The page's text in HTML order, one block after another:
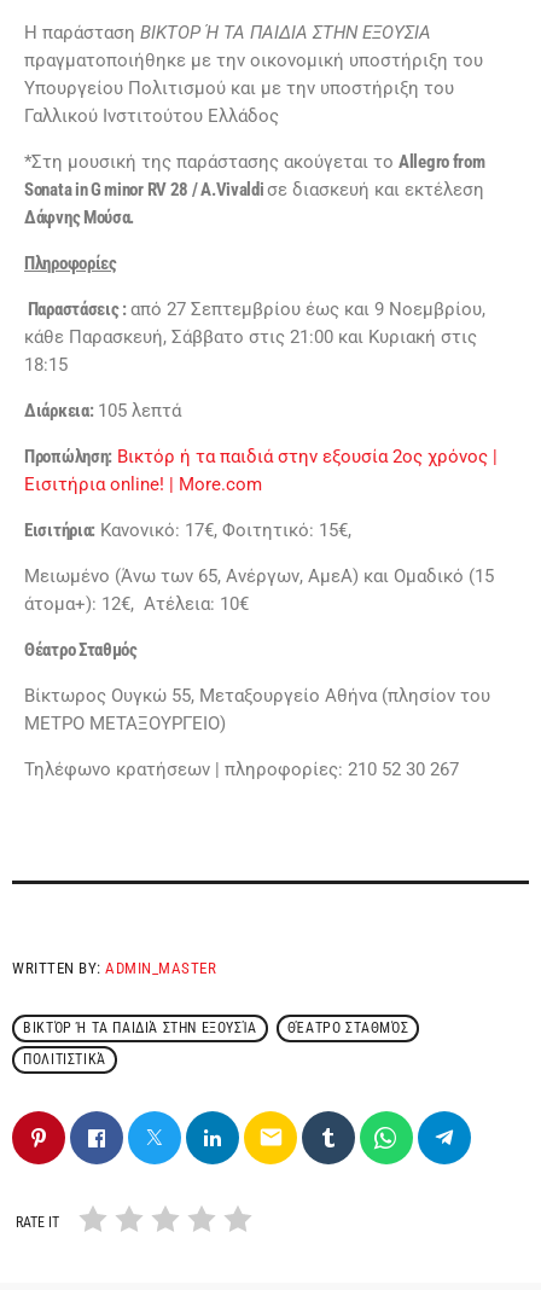
Η παράσταση ΒΙΚΤΟΡ Ή ΤΑ ΠΑΙΔΙΑ ΣΤΗΝ ΕΞΟΥΣΙΑ
πραγματοποιήθηκε με την οικονομική υποστήριξη του
Υπουργείου Πολιτισμού και με την υποστήριξη του
Γαλλικού Ινστιτούτου Ελλάδος
*Στη μουσική της παράστασης ακούγεται το Allegro from
Sonata in G minor RV 28 / A.Vivaldiσε διασκευή και εκτέλεση
Δάφνης Μούσα.
Πληροφορίες
Παραστάσεις :από 27 Σεπτεμβρίου έως και 9 Νοεμβρίου,
κάθε Παρασκευή, Σάββατο στις 21:00 και Κυριακή στις
18:15
Διάρκεια:105 λεπτά
Προπώληση: Βικτόρ ή τα παιδιά στην εξουσία 2ος χρόνος |
Εισιτήρια online! | More.com
Εισιτήρια: Κανονικό: 17€, Φοιτητικό: 15€,
Μειωμένο (Άνω των 65, Ανέργων, ΑμεΑ) και Ομαδικό (15
άτομα+): 12€, Ατέλεια: 10€
Θέατρο Σταθμός
Βίκτωρος Ουγκώ 55, Μεταξουργείο Αθήνα (πλησίον του
ΜΕΤΡΟ ΜΕΤΑΞΟΥΡΓΕΙΟ)
Τηλέφωνο κρατήσεων | πληροφορίες: 210 52 30 267
WRITTEN BY:ADMIN_MASTER
ΒΙΚΤΌΡ Ή ΤΑ ΠΑΙΔΙΆ ΣΤΗΝ ΕΞΟΥΣΊΑ
ΘΈΑΤΡΟ ΣΤΑΘΜΌΣ
ΠΟΛΙΤΙΣΤΙΚΆ
email
RATE IT